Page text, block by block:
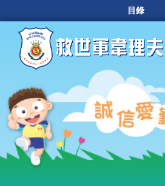
目錄